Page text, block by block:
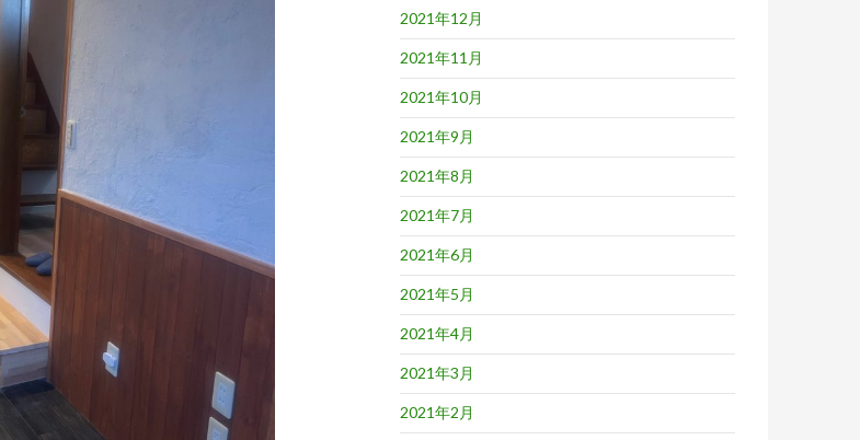
2021年12月
2021年11月
2021年10月
2021年9月
2021年8月
2021年7月
2021年6月
2021年5月
2021年4月
2021年3月
2021年2月